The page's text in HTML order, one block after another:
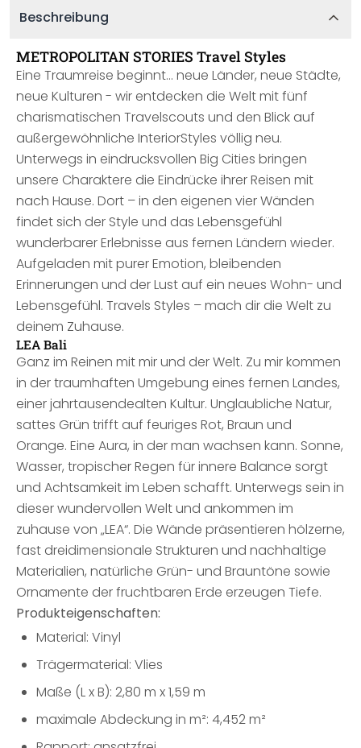
Beschreibung
METROPOLITAN STORIES Travel Styles
Eine Traumreise beginnt… neue Länder, neue Städte,
neue Kulturen - wir entdecken die Welt mit fünf
charismatischen Travelscouts und den Blick auf
außergewöhnliche InteriorStyles völlig neu.
Unterwegs in eindrucksvollen Big Cities bringen
unsere Charaktere die Eindrücke ihrer Reisen mit
nach Hause. Dort – in den eigenen vier Wänden
findet sich der Style und das Lebensgefühl
wunderbarer Erlebnisse aus fernen Ländern wieder.
Aufgeladen mit purer Emotion, bleibenden
Erinnerungen und der Lust auf ein neues Wohn- und
Lebensgefühl. Travels Styles – mach dir die Welt zu
deinem Zuhause.
LEA Bali
Ganz im Reinen mit mir und der Welt. Zu mir kommen
in der traumhaften Umgebung eines fernen Landes,
einer jahrtausendealten Kultur. Unglaubliche Natur,
sattes Grün trifft auf feuriges Rot, Braun und
Orange. Eine Aura, in der man wachsen kann. Sonne,
Wasser, tropischer Regen für innere Balance sorgt
und Achtsamkeit im Leben schafft. Unterwegs sein in
dieser wundervollen Welt und ankommen im
zuhause von „LEA“. Die Wände präsentieren hölzerne,
fast dreidimensionale Strukturen und nachhaltige
Materialien, natürliche Grün- und Brauntöne sowie
Ornamente der fruchtbaren Erde erzeugen Tiefe.
Produkteigenschaften:
Material: Vinyl
Trägermaterial: Vlies
Maße (L x B): 2,80 m x 1,59 m
maximale Abdeckung in m²: 4,452 m²